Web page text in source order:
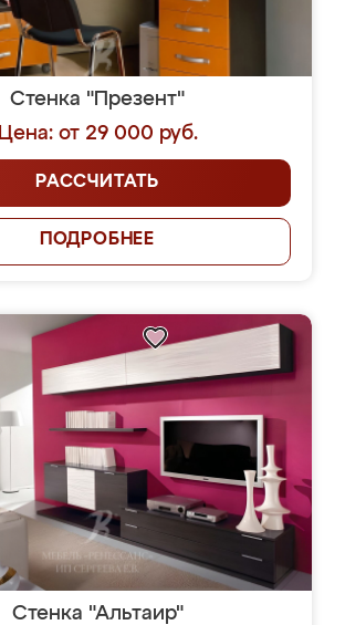
Стенка "Презент"
Цена: от 29 000 руб.
РАССЧИТАТЬ
ПОДРОБНЕЕ
Стенка "Альтаир"